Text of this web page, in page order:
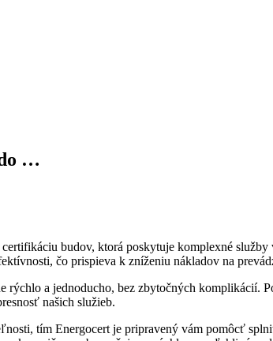
…
budov, ktorá poskytuje komplexné
čo prispieva k zníženiu nákladov na
a jednoducho, bez zbytočných komplikácií.
našich služieb.
tím Energocert je pripravený vám pomôcť